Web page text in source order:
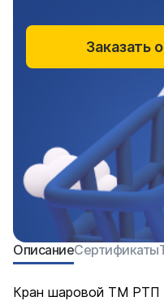
ОписаниеСертификаты
Кран шаровой ТМ РТП
Заказать